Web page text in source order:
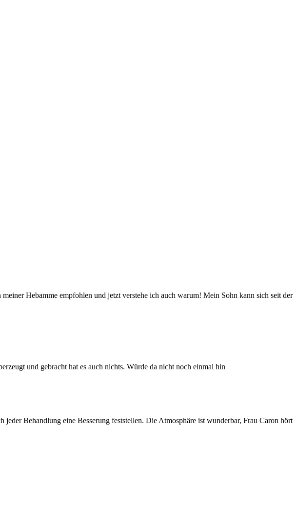
Hebamme empfohlen und jetzt verstehe ich auch warum! Mein Sohn kann sich seit der
und gebracht hat es auch nichts. Würde da nicht noch einmal hin
Behandlung eine Besserung feststellen. Die Atmosphäre ist wunderbar, Frau Caron hört